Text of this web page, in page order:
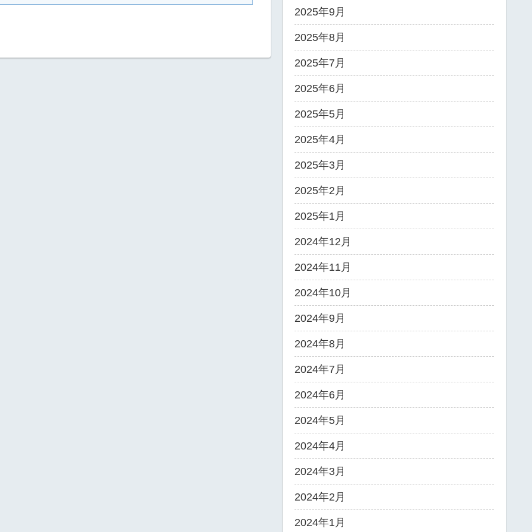
2025年9月
2025年8月
2025年7月
2025年6月
2025年5月
2025年4月
2025年3月
2025年2月
2025年1月
2024年12月
2024年11月
2024年10月
2024年9月
2024年8月
2024年7月
2024年6月
2024年5月
2024年4月
2024年3月
2024年2月
2024年1月